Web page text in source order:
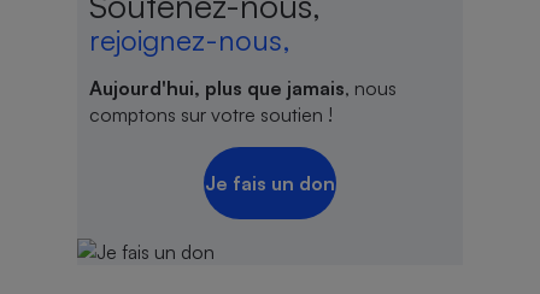
rejoignez-nous,
Aujourd'hui, plus que jamais, nous
comptons sur votre soutien !
Je fais un don